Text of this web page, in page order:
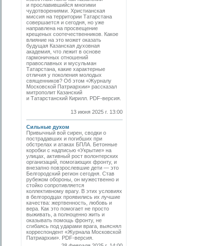
и прославившийся многими
чудотворениями. Христианская
миссия на территории Татарстана
совершается и сегодня, но уже
направлена на просвещение
крещеных соотечественников. Какое
влияние на это может оказать
будущая Казанская духовная
академия, что лежит в основе
гармоничных отношений
православных и мусульман
Татарстана, какие характерные
отличия у поколения молодых
священников? Об этом «Журналу
Московской Патриархии» рассказал
митрополит Казанский
и Татарстанский Кирилл. PDF-версия.
13 июня 2025 г. 13:00
Сильные духом
Привычный вой сирен, сводки о
пострадавших и погибших при
обстрелах и атаках БПЛА. Бетонные
коробки с надписью «Укрытие» на
улицах, активный рост волонтерских
организаций, помогающих фронту, и
внезапно повзрослевшие дети — это
Белгородский регион сегодня. Став
рубежом обороны, он мужественно и
стойко сопротивляется
коллективному врагу. В этих условиях
в белгородцах проявились их лучшие
качества: жертвенность, любовь и
вера. Как это помогает не просто
выживать, а полноценно жить и
оказывать помощь фронту, не
сгибаясь под ударами врага, выяснял
корреспондент «Журнала Московской
Патриархии». PDF-версия.